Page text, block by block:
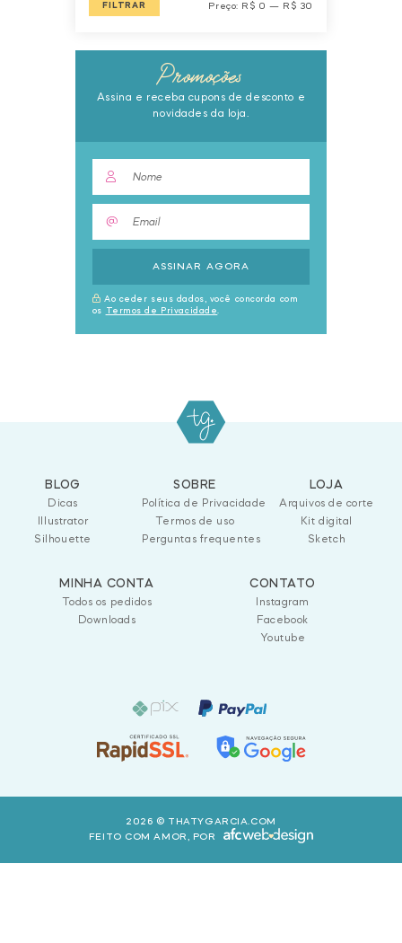
FILTRAR Preço: R$ 0 — R$ 30
Promoções
Assina e receba cupons de desconto e
novidades da loja.
ASSINAR AGORA
Ao ceder seus dados, você concorda com
os Termos de Privacidade.
BLOG
Dicas
Illustrator
Silhouette
SOBRE
Política de Privacidade
Termos de uso
Perguntas frequentes
LOJA
Arquivos de corte
Kit digital
Sketch
MINHA CONTA
Todos os pedidos
Downloads
CONTATO
Instagram
Facebook
Youtube
2026 © THATYGARCIA.COM
FEITO COM AMOR, POR